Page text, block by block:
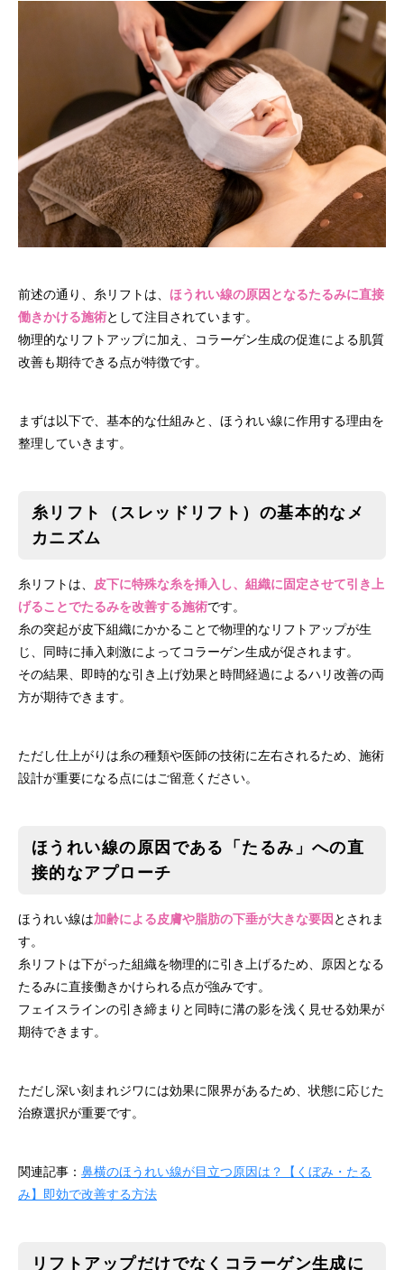
前述の通り、糸リフトは、 ほうれい線の原因となるたるみに直接
働きかける施術として注目されています。
物理的なリフトアップに加え、コラーゲン生成の促進による肌質
改善も期待できる点が特徴です。
まずは以下で、基本的な仕組みと、ほうれい線に作用する理由を
整理していきます。
糸リフト（スレッドリフト）の基本的なメ
カニズム
糸リフトは、
皮下に特殊な糸を挿入し、組織に固定させて引き上
げることでたるみを改善する施術です。
糸の突起が皮下組織にかかることで物理的なリフトアップが生
じ、同時に挿入刺激によってコラーゲン生成が促されます。
その結果、即時的な引き上げ効果と時間経過によるハリ改善の両
方が期待できます。
ただし仕上がりは糸の種類や医師の技術に左右されるため、施術
設計が重要になる点にはご留意ください。
ほうれい線の原因である「たるみ」への直
接的なアプローチ
ほうれい線は加齢による皮膚や脂肪の下垂が大きな要因とされま
す。
糸リフトは下がった組織を物理的に引き上げるため、原因となる
たるみに直接働きかけられる点が強みです。
フェイスラインの引き締まりと同時に溝の影を浅く見せる効果が
期待できます。
ただし深い刻まれジワには効果に限界があるため、状態に応じた
治療選択が重要です。
関連記事： 鼻横のほうれい線が目立つ原因は？【くぼみ・たる
み】即効で改善する方法
リフトアップだけでなくコラーゲン生成に